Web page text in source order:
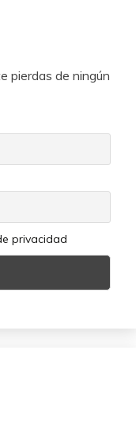
pierdas de ningún
privacidad